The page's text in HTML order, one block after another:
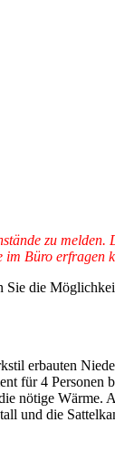
zu
im Büro erfragen
Sie die
erbauten
für 4 Personen
nötige Wärme.
und die